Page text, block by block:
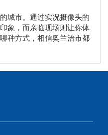
城市。通过实况摄像头的
象，而亲临现场则让你体
种方式，相信奥兰治市都